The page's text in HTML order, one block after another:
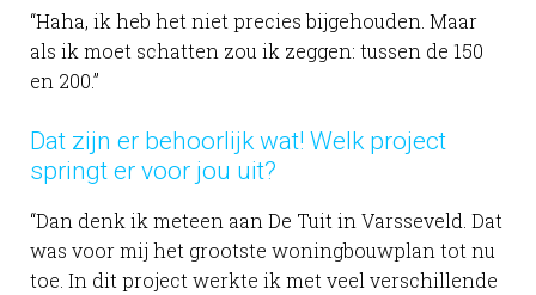
“Haha, ik heb het niet precies bijgehouden. Maar
als ik moet schatten zou ik zeggen: tussen de 150
en 200.”
Dat zijn er behoorlijk wat! Welk project
springt er voor jou uit?
“Dan denk ik meteen aan De Tuit in Varsseveld. Dat
was voor mij het grootste woningbouwplan tot nu
toe. In dit project werkte ik met veel verschillende